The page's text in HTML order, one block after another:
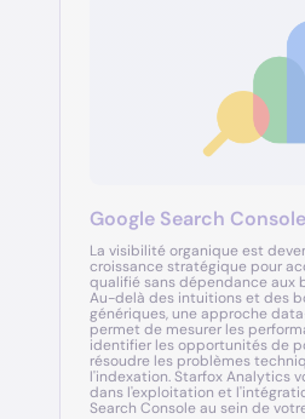
Google Search Console
La visibilité organique est
croissance stratégique pour
qualifié sans dépendance aux
Au-delà des intuitions et des
génériques, une approche
permet de mesurer les
identifier les opportunités de
résoudre les problèmes
l'indexation. Starfox Analytics
dans l'exploitation et
Search Console au sein de